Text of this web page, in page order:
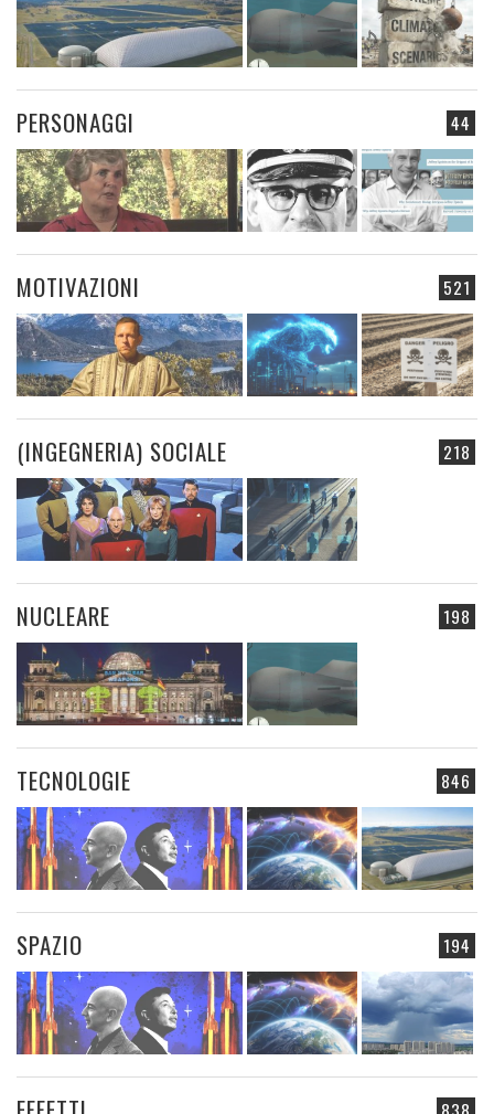
44
PERSONAGGI
521
MOTIVAZIONI
218
(INGEGNERIA) SOCIALE
198
NUCLEARE
846
TECNOLOGIE
194
SPAZIO